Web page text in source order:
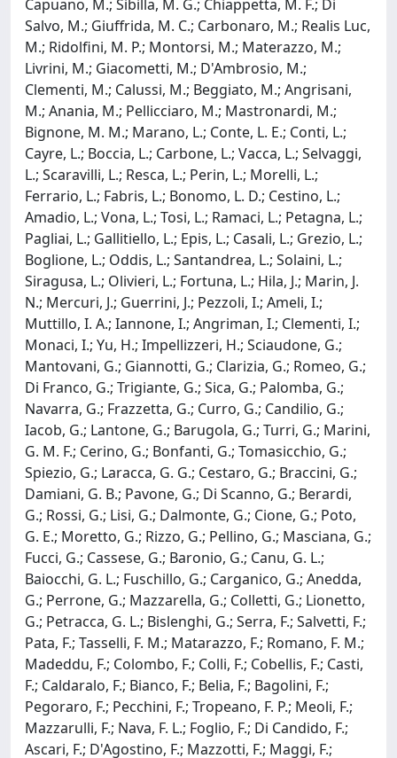
Capuano, M.; Sibilla, M. G.; Chiappetta, M. F.; Di
Salvo, M.; Giuffrida, M. C.; Carbonaro, M.; Realis Luc,
M.; Ridolfini, M. P.; Montorsi, M.; Materazzo, M.;
Livrini, M.; Giacometti, M.; D'Ambrosio, M.;
Clementi, M.; Calussi, M.; Beggiato, M.; Angrisani,
M.; Anania, M.; Pellicciaro, M.; Mastronardi, M.;
Bignone, M. M.; Marano, L.; Conte, L. E.; Conti, L.;
Cayre, L.; Boccia, L.; Carbone, L.; Vacca, L.; Selvaggi,
L.; Scaravilli, L.; Resca, L.; Perin, L.; Morelli, L.;
Ferrario, L.; Fabris, L.; Bonomo, L. D.; Cestino, L.;
Amadio, L.; Vona, L.; Tosi, L.; Ramaci, L.; Petagna, L.;
Pagliai, L.; Gallitiello, L.; Epis, L.; Casali, L.; Grezio, L.;
Boglione, L.; Oddis, L.; Santandrea, L.; Solaini, L.;
Siragusa, L.; Olivieri, L.; Fortuna, L.; Hila, J.; Marin, J.
N.; Mercuri, J.; Guerrini, J.; Pezzoli, I.; Ameli, I.;
Muttillo, I. A.; Iannone, I.; Angriman, I.; Clementi, I.;
Monaci, I.; Yu, H.; Impellizzeri, H.; Sciaudone, G.;
Mantovani, G.; Giannotti, G.; Clarizia, G.; Romeo, G.;
Di Franco, G.; Trigiante, G.; Sica, G.; Palomba, G.;
Navarra, G.; Frazzetta, G.; Curro, G.; Candilio, G.;
Iacob, G.; Lantone, G.; Barugola, G.; Turri, G.; Marini,
G. M. F.; Cerino, G.; Bonfanti, G.; Tomasicchio, G.;
Spiezio, G.; Laracca, G. G.; Cestaro, G.; Braccini, G.;
Damiani, G. B.; Pavone, G.; Di Scanno, G.; Berardi,
G.; Rossi, G.; Lisi, G.; Dalmonte, G.; Cione, G.; Poto,
G. E.; Moretto, G.; Rizzo, G.; Pellino, G.; Masciana, G.;
Fucci, G.; Cassese, G.; Baronio, G.; Canu, G. L.;
Baiocchi, G. L.; Fuschillo, G.; Carganico, G.; Anedda,
G.; Perrone, G.; Mazzarella, G.; Colletti, G.; Lionetto,
G.; Petracca, G. L.; Bislenghi, G.; Serra, F.; Salvetti, F.;
Pata, F.; Tasselli, F. M.; Matarazzo, F.; Romano, F. M.;
Madeddu, F.; Colombo, F.; Colli, F.; Cobellis, F.; Casti,
F.; Caldaralo, F.; Bianco, F.; Belia, F.; Bagolini, F.;
Pegoraro, F.; Pecchini, F.; Tropeano, F. P.; Meoli, F.;
Mazzarulli, F.; Nava, F. L.; Foglio, F.; Di Candido, F.;
Ascari, F.; D'Agostino, F.; Mazzotti, F.; Maggi, F.;